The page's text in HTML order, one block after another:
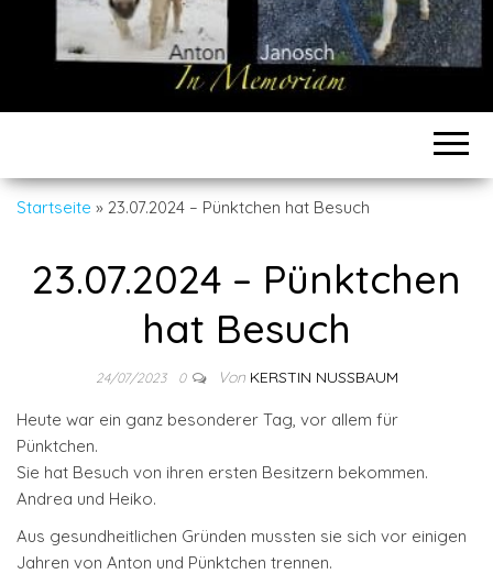
Startseite » 23.07.2024 – Pünktchen hat Besuch
23.07.2024 – Pünktchen
hat Besuch
24/07/2023 0 Von KERSTIN NUSSBAUM
Heute war ein ganz besonderer Tag, vor allem für
Pünktchen.
Sie hat Besuch von ihren ersten Besitzern bekommen.
Andrea und Heiko.
Aus gesundheitlichen Gründen mussten sie sich vor einigen
Jahren von Anton und Pünktchen trennen.